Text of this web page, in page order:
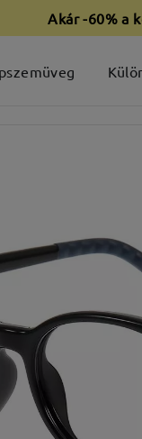
Akár -60% a